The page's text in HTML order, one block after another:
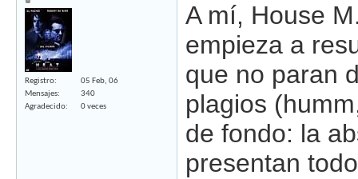
Registro
05 Feb, 06
Mensajes
340
Agradecido
0 veces
A mí, House
empieza a
que no paran
plagios
de fondo: la
presentan